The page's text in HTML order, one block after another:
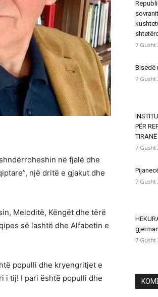
në fjalë dhe
një dritë e gjakut dhe
Meloditë, Këngët dhe tërë
së lashtë dhe Alfabetin e
populli dhe kryengritjet e
i tij! I pari është populli dhe
7 Gusht
Bisedë
7 Gusht
PËR
TIRANË
7 Gusht
7 Gusht
7 Gusht